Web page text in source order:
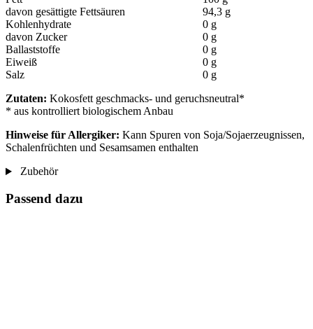
davon gesättigte Fettsäuren
94,3 g
Kohlenhydrate
0 g
davon Zucker
0 g
Ballaststoffe
0 g
Eiweiß
0 g
Salz
0 g
Zutaten: Kokosfett geschmacks- und geruchsneutral*
* aus kontrolliert biologischem Anbau
Hinweise für Allergiker: Kann Spuren von Soja/Sojaerzeugnissen,
Schalenfrüchten und Sesamsamen enthalten
Zubehör
Passend dazu